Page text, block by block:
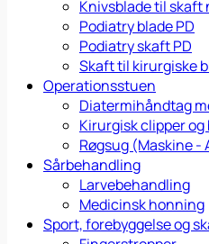
Knivsblade til skaft
Podiatry blade PD
Podiatry skaft PD
Skaft til kirurgiske
Operationsstuen
Diatermihåndtag
Kirurgisk clipper og
Røgsug (Maskine -
Sårbehandling
Larvebehandling
Medicinsk honning
Sport, forebyggelse og